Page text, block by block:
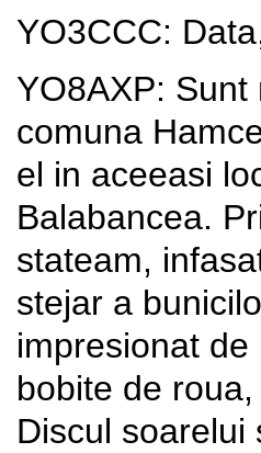
YO3CCC:
YO8AXP:
comuna
el in aceeasi
Balabancea.
stateam,
stejar a
impresionat
bobite de
Discul soarelui